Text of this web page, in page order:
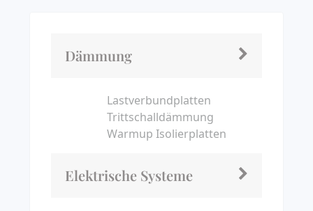
Dämmung
Lastverbundplatten
Trittschalldämmung
Warmup Isolierplatten
Elektrische Systeme